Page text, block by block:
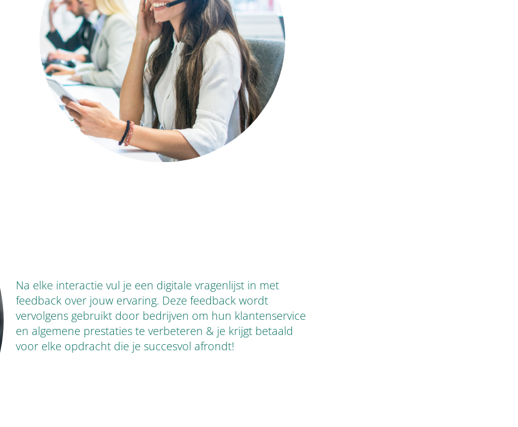
Na elke interactie vul je een digitale vragenlijst in met
feedback over jouw ervaring. Deze feedback wordt
vervolgens gebruikt door bedrijven om hun klantenservice
en algemene prestaties te verbeteren & je krijgt betaald
voor elke opdracht die je succesvol afrondt!